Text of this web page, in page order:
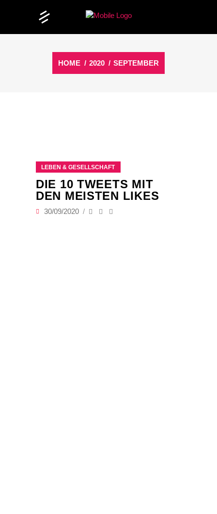
HOME / 2020 / SEPTEMBER
LEBEN & GESELLSCHAFT
DIE 10 TWEETS MIT
DEN MEISTEN LIKES
30/09/2020